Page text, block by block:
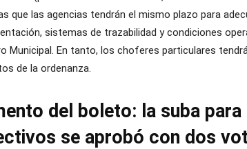
que las agencias tendrán el mismo plazo para
sistemas de trazabilidad y condiciones
Municipal. En tanto, los choferes particulares
de la ordenanza.
del boleto: la suba
se aprobó con dos